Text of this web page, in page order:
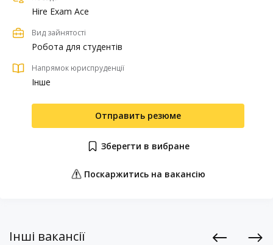
Hire Exam Ace
Вид зайнятості
Робота для студентів
Напрямок юриспруденції
Інше
Отправить резюме
Зберегти в вибране
Поскаржитись на вакансію
Інші вакансії